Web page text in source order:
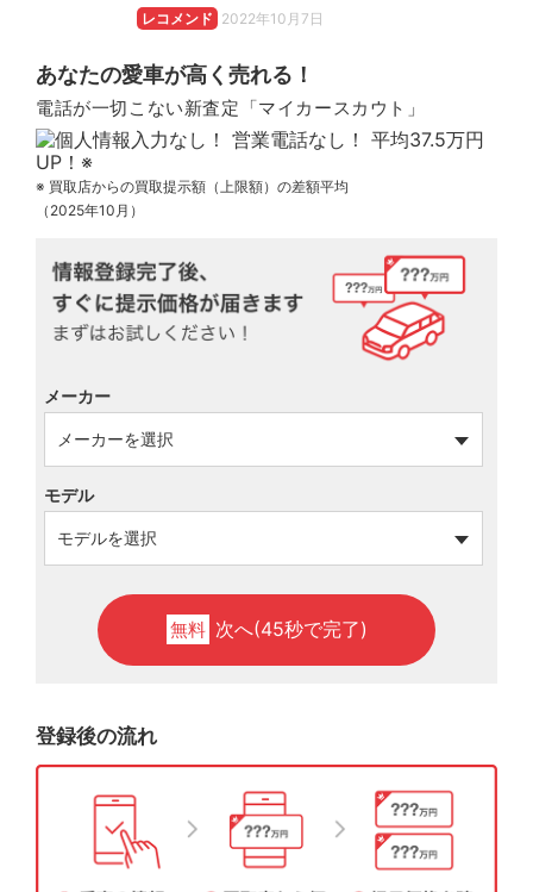
レコメンド 2022年10月7日
あなたの愛車が高く売れる！
電話が一切こない新査定「マイカースカウト」
※ 買取店からの買取提示額（上限額）の差額平均
（2025年10月）
メーカー
モデル
無料 次へ(45秒で完了)
登録後の流れ